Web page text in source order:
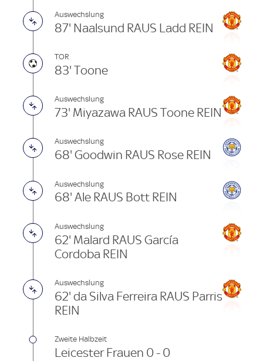
Auswechslung
87' Naalsund RAUS Ladd REIN
TOR
83' Toone
Auswechslung
73' Miyazawa RAUS Toone REIN
Auswechslung
68' Goodwin RAUS Rose REIN
Auswechslung
68' Ale RAUS Bott REIN
Auswechslung
62' Malard RAUS García
Cordoba REIN
Auswechslung
62' da Silva Ferreira RAUS Parris
REIN
Zweite Halbzeit
Leicester Frauen 0 - 0